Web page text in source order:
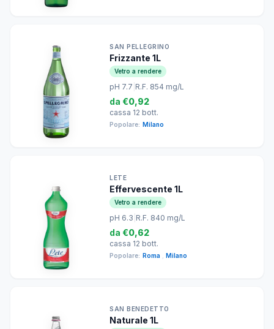
SAN PELLEGRINO
Frizzante 1L
Vetro a rendere
pH 7.7 R.F. 854 mg/L
da €0,92
cassa 12 bott.
Popolare: Milano
LETE
Effervescente 1L
Vetro a rendere
pH 6.3 R.F. 840 mg/L
da €0,62
cassa 12 bott.
Popolare: Roma Milano
SAN BENEDETTO
Naturale 1L